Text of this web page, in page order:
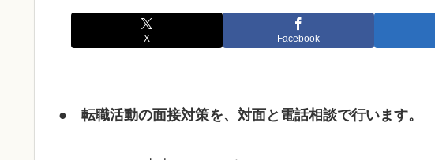
X Facebook
● 転職活動の面接対策を、対面と電話相談で行います。